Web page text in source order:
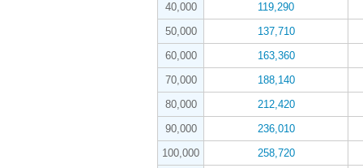
40,000
119,290
50,000
137,710
60,000
163,360
70,000
188,140
80,000
212,420
90,000
236,010
100,000
258,720